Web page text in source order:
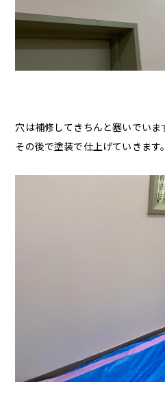
穴は補修してきちんと塞いでいま
その後で塗装で仕上げていきます。